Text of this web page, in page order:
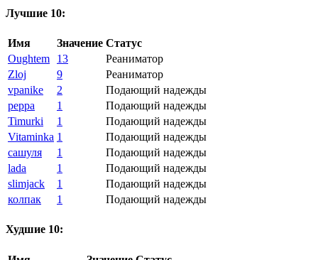
Лучшие 10:
Имя Значение Статус
Oughtem
13
Реаниматор
Zloj
9
Реаниматор
vpanike
2
Подающий надежды
peppa
1
Подающий надежды
Timurki
1
Подающий надежды
Vitaminka 1
Подающий надежды
сашуля
1
Подающий надежды
lada
1
Подающий надежды
slimjack
1
Подающий надежды
колпак
1 Подающий надежды
Худшие 10: